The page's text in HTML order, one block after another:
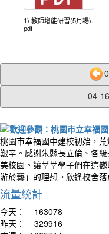
1) 教師增能研習(5月場).
pdf
04-
桃園市幸福國中建校初始，
艱辛。感謝朱縣長立倫、各
美校園。讓莘莘學子們在這
游於藝」的理想。欣逢校舍
流量統計
今天：
163078
昨天：
329916